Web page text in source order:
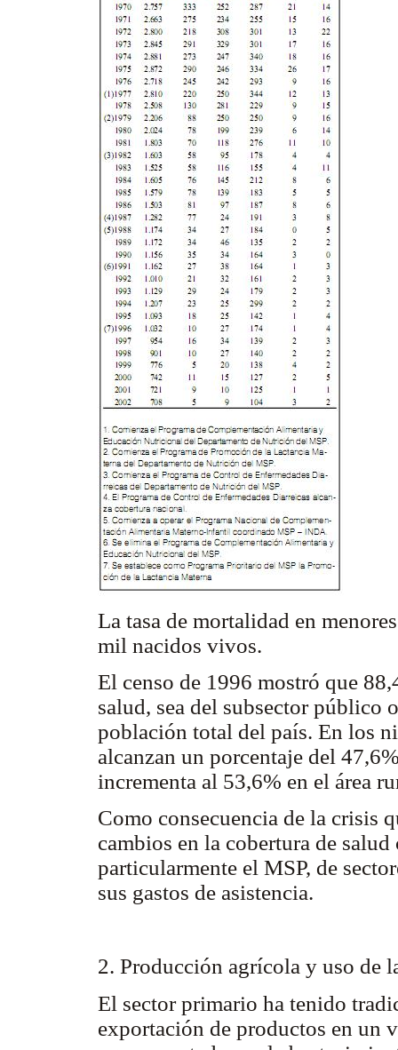
La tasa de mortalidad en
mil nacidos vivos.
El censo de 1996 mostró que
salud, sea del subsector público
población total del país. En los
alcanzan un porcentaje del
incrementa al 53,6% en el área
Como consecuencia de la crisis
cambios en la cobertura de
particularmente el MSP, de
sus gastos de asistencia.
2. Producción agrícola y uso de
El sector primario ha tenido
exportación de productos en un